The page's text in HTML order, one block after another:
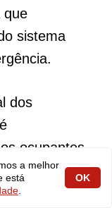
que
sistema
dos
ocupantes
a melhor
está
OK